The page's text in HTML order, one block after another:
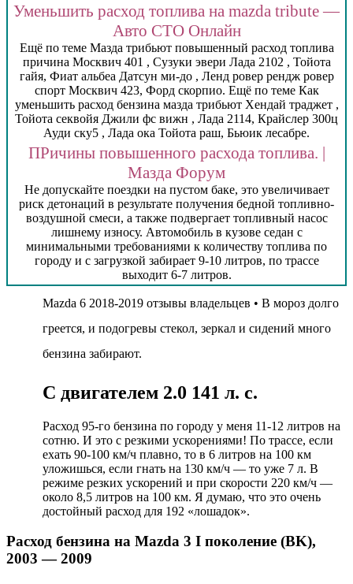
Уменьшить расход топлива на mazda tribute —
Авто СТО Онлайн
Ещё по теме Мазда трибьют повышенный расход топлива
причина Москвич 401 , Сузуки эвери Лада 2102 , Тойота
гайя, Фиат альбеа Датсун ми-до , Ленд ровер рендж ровер
спорт Москвич 423, Форд скорпио. Ещё по теме Как
уменьшить расход бензина мазда трибьют Хендай траджет ,
Тойота секвойя Джили фс вижн , Лада 2114, Крайслер 300ц
Ауди ску5 , Лада ока Тойота раш, Бьюик лесабре.
ПРичины повышенного расхода топлива. |
Мазда Форум
Не допускайте поездки на пустом баке, это увеличивает
риск детонаций в результате получения бедной топливно-
воздушной смеси, а также подвергает топливный насос
лишнему износу. Автомобиль в кузове седан с
минимальными требованиями к количеству топлива по
городу и с загрузкой забирает 9-10 литров, по трассе
выходит 6-7 литров.
Mazda 6 2018-2019 отзывы владельцев • В мороз долго
греется, и подогревы стекол, зеркал и сидений много
бензина забирают.
С двигателем 2.0 141 л. с.
Расход 95-го бензина по городу у меня 11-12 литров на
сотню. И это с резкими ускорениями! По трассе, если
ехать 90-100 км/ч плавно, то в 6 литров на 100 км
уложишься, если гнать на 130 км/ч — то уже 7 л. В
режиме резких ускорений и при скорости 220 км/ч —
около 8,5 литров на 100 км. Я думаю, что это очень
достойный расход для 192 «лошадок».
Расход бензина на Mazda 3 I поколение (BK),
2003 — 2009